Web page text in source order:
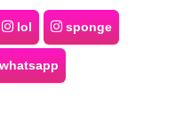
lol sponge